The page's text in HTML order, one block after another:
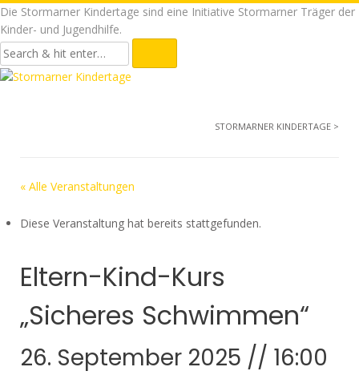
Die Stormarner Kindertage sind eine Initiative Stormarner Träger der
Kinder- und Jugendhilfe.
STORMARNER KINDERTAGE >
« Alle Veranstaltungen
Diese Veranstaltung hat bereits stattgefunden.
Eltern-Kind-Kurs
„Sicheres Schwimmen“
26. September 2025 // 16:00